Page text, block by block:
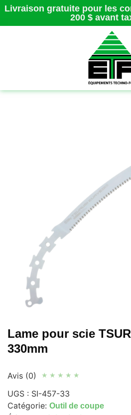
Livraison gratuite pour les
200 $ avant
Lame pour scie
330mm
Avis (0) ★ ★ ★ ★ ★
UGS : SI-457-33
Catégorie: Outil de coupe